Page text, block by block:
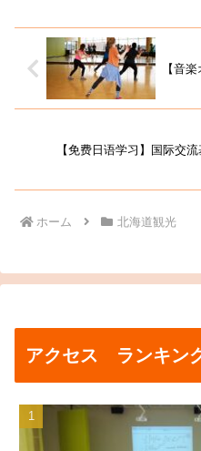
【音
【免费日语学习】国际交
ホーム 北海道観光
アクセス ランキン